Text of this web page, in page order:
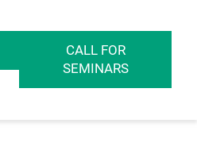
CALL FOR
SEMINARS